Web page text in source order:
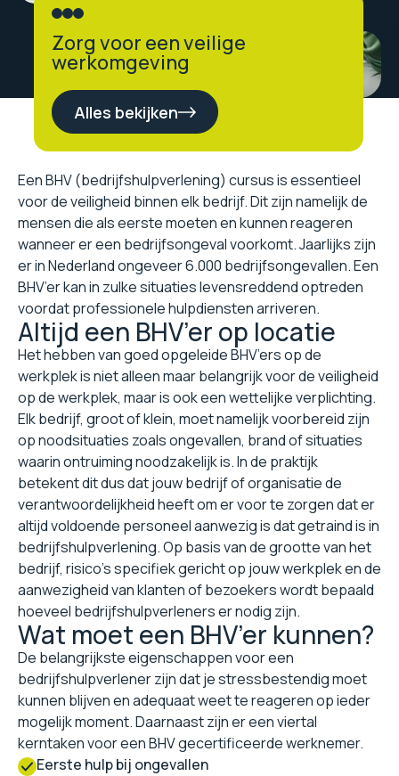
Zorg voor een veilige
werkomgeving
Alles bekijken
Een BHV (bedrijfshulpverlening) cursus is essentieel
voor de veiligheid binnen elk bedrijf. Dit zijn namelijk de
mensen die als eerste moeten en kunnen reageren
wanneer er een bedrijfsongeval voorkomt. Jaarlijks zijn
er in Nederland ongeveer 6.000 bedrijfsongevallen. Een
BHV’er kan in zulke situaties levensreddend optreden
voordat professionele hulpdiensten arriveren.
Altijd een BHV’er op locatie
Het hebben van goed opgeleide BHV’ers op de
werkplek is niet alleen maar belangrijk voor de veiligheid
op de werkplek, maar is ook een wettelijke verplichting.
Elk bedrijf, groot of klein, moet namelijk voorbereid zijn
op noodsituaties zoals ongevallen, brand of situaties
waarin ontruiming noodzakelijk is. In de praktijk
betekent dit dus dat jouw bedrijf of organisatie de
verantwoordelijkheid heeft om er voor te zorgen dat er
altijd voldoende personeel aanwezig is dat getraind is in
bedrijfshulpverlening. Op basis van de grootte van het
bedrijf, risico’s specifiek gericht op jouw werkplek en de
aanwezigheid van klanten of bezoekers wordt bepaald
hoeveel bedrijfshulpverleners er nodig zijn.
Wat moet een BHV’er kunnen?
De belangrijkste eigenschappen voor een
bedrijfshulpverlener zijn dat je stressbestendig moet
kunnen blijven en adequaat weet te reageren op ieder
mogelijk moment. Daarnaast zijn er een viertal
kerntaken voor een BHV gecertificeerde werknemer.
Eerste hulp bij ongevallen